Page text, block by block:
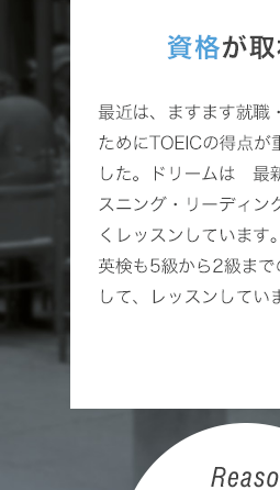
まずは無料体験レッスン（６０
き ご判断下さい。
希望日時を 電話かメールで
2024/11/27
冬季生徒さん募集中！
個人レッスン・お友達レッス
募集中！
まずは無料体験レッスン（６０
き、ご判断下さい。
希望日時を メールかお電話